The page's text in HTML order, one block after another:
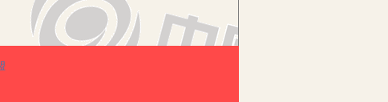
以人为本、完善人格。因此，我们应遵守党
，则要通过多种形式进行创新，大胆地学